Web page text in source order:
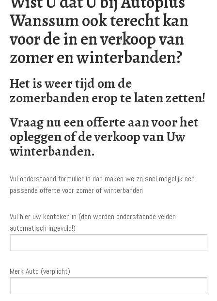
Wanssum ook terecht kan
voor de in en verkoop van
zomer en winterbanden?
Het is weer tijd om de
zomerbanden erop te laten zetten!
Vraag nu een offerte aan voor het
opleggen of de verkoop van Uw
winterbanden.
Vul onderstaand formulier in dan maken we zo snel mogelijk een
passende offerte voor zomer of winterbanden
Vul hier uw kenteken in (dan worden onderstaande velden
automatisch ingevuld!)
Merk Auto (verplicht)